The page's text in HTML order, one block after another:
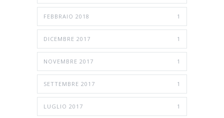
FEBBRAIO 2018 1
DICEMBRE 2017 1
NOVEMBRE 2017 1
SETTEMBRE 2017 1
LUGLIO 2017 1